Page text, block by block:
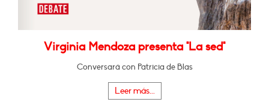
Virginia Mendoza presenta "La sed"
Conversará con Patricia de Blas
Leer más...